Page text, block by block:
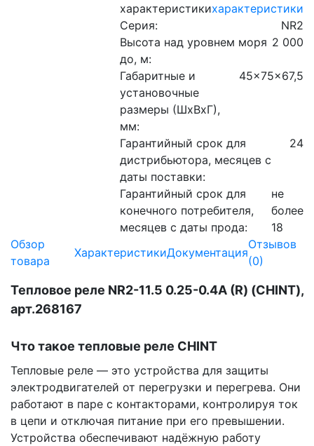
характеристикихарактеристики
Серия:
NR2
Высота над уровнем моря
до, м:
2 000
Габаритные и
установочные
размеры (ШхВхГ),
мм:
45x75x67,5
Гарантийный срок для
дистрибьютора, месяцев с
даты поставки:
24
Гарантийный срок для
конечного потребителя,
месяцев с даты прода:
не
более
18
Обзор
товара
ХарактеристикиДокументация
Отзывов
(0)
Тепловое реле NR2-11.5 0.25-0.4А (R) (CHINT),
арт.268167
Что такое тепловые реле CHINT
Тепловые реле — это устройства для защиты
электродвигателей от перегрузки и перегрева. Они
работают в паре с контакторами, контролируя ток
в цепи и отключая питание при его превышении.
Устройства обеспечивают надёжную работу